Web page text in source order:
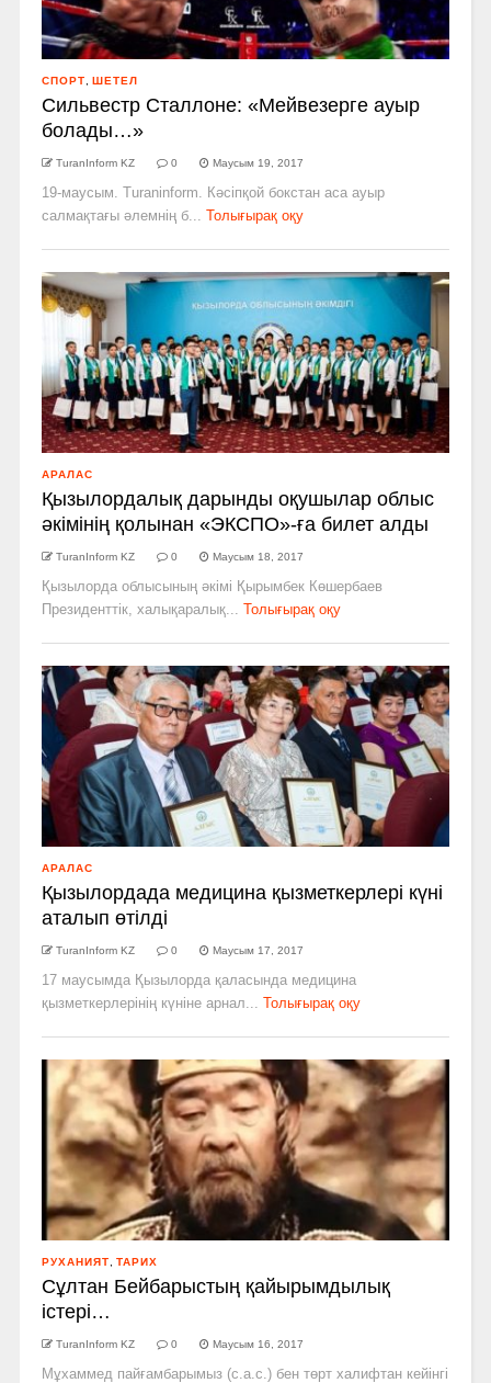
СПОРТ ШЕТЕЛ
Сильвестр Сталлоне: «Мейвезерге ауыр
болады…»
TuranInform KZ 0 Маусым 19, 2017
19-маусым. Turaninform. Кәсіпқой бокстан аса ауыр
салмақтағы әлемнің б...
Толығырақ оқу
АРАЛАС
Қызылордалық дарынды оқушылар облыс
әкімінің қолынан «ЭКСПО»-ға билет алды
TuranInform KZ 0 Маусым 18, 2017
Қызылорда облысының әкімі Қырымбек Көшербаев
Президенттік, халықаралық...
Толығырақ оқу
АРАЛАС
Қызылордада медицина қызметкерлері күні
аталып өтілді
TuranInform KZ 0 Маусым 17, 2017
17 маусымда Қызылорда қаласында медицина
қызметкерлерінің күніне арнал...
Толығырақ оқу
РУХАНИЯТ ТАРИХ
Сұлтан Бейбарыстың қайырымдылық
істері…
TuranInform KZ 0 Маусым 16, 2017
Мұхаммед пайғамбарымыз (с.а.с.) бен төрт халифтан кейінгі